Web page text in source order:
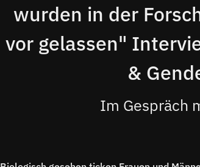
wurden in der
vor gelassen"
&
Im Gespräch